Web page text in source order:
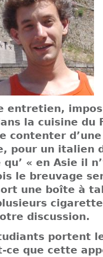
entretien,
la cuisine du
contenter
pour un italien
« en Asie il
le breuvage
une boîte à
discussion.
portent
ce que cette